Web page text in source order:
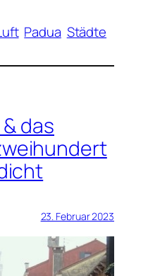
Padua Städte
das
23. Februar 2023